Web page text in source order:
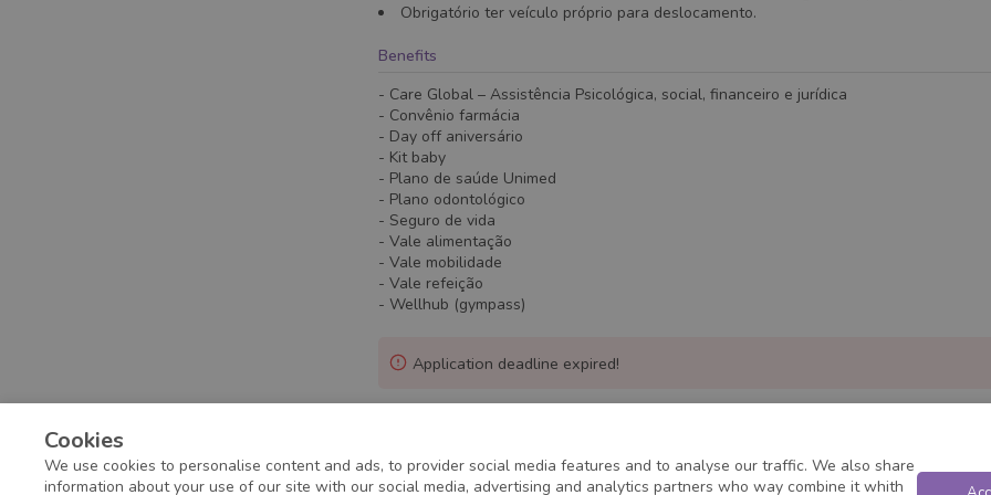
Obrigatório ter veículo próprio para deslocamento.
Benefits
- Care Global – Assistência Psicológica, social, financeiro e jurídica
- Convênio farmácia
- Day off aniversário
- Kit baby
- Plano de saúde Unimed
- Plano odontológico
- Seguro de vida
- Vale alimentação
- Vale mobilidade
- Vale refeição
- Wellhub (gympass)
Application deadline expired!
Cookies
We use cookies to personalise content and ads, to provider social media features and to analyse our traffic. We also share
information about your use of our site with our social media, advertising and analytics partners who way combine it whith